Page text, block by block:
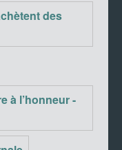
des
à l’honneur -